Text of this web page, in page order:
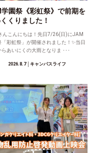
園祭《彩虹祭》で前期を
くりました！
んこんにちは！先日7/26(日)にJAM
「彩虹祭」が開催されました！✨当日
らあいにくの大雨となりま ･･･
2026.8.7│キャンパスライフ